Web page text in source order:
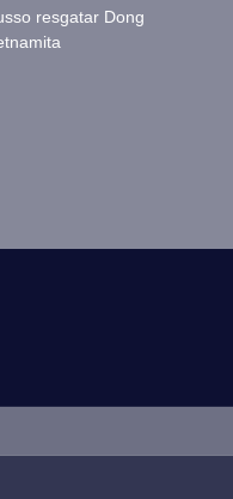
resgatar Dong